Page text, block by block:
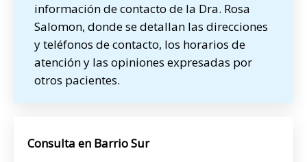
información de contacto de la Dra. Rosa
Salomon, donde se detallan las direcciones
y teléfonos de contacto, los horarios de
atención y las opiniones expresadas por
otros pacientes.
Consulta en Barrio Sur